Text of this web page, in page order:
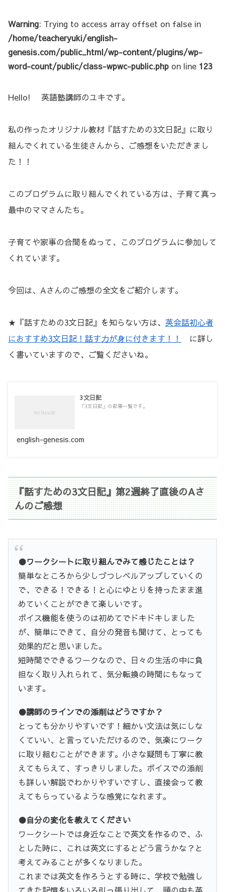
Warning: Trying to access array offset on false in
/home/teacheryuki/english-
genesis.com/public_html/wp-content/plugins/wp-
word-count/public/class-wpwc-public.php on line 123
Hello! 英語塾講師のユキです。
私の作ったオリジナル教材『話すための3文日記』に取り
組んでくれている生徒さんから、ご感想をいただきまし
た！！
このプログラムに取り組んでくれている方は、子育て真っ
最中のママさんたち。
子育てや家事の合間をぬって、このプログラムに参加して
くれています。
今回は、Aさんのご感想の全文をご紹介します。
★『話すための3文日記』を知らない方は、 英会話初心者
におすすめ3文日記！話す力が身に付きます！！
に詳し
く書いていますので、ご覧くださいね。
3文日記
「3文日記」の記事一覧です。
english-genesis.com
『話すための3文日記』第2週終了直後のAさ
んのご感想
●ワークシートに取り組んでみて感じたことは？
簡単なところから少しづつレベルアップしていくの
で、できる！できる！と心にゆとりを持ったまま進
めていくことができて楽しいです。
ボイス機能を使うのは初めてでドキドキしました
が、簡単にできて、自分の発音も聞けて、とっても
効果的だと思いました。
短時間でできるワークなので、日々の生活の中に負
担なく取り入れられて、気分転換の時間にもなって
います。
●講師のラインでの添削はどうですか？
とっても分かりやすいです！細かい文法は気にしな
くていい、と言っていただけるので、気楽にワーク
に取り組むことができます。小さな疑問も丁寧に教
えてもらえて、すっきりしました。ボイスでの添削
も詳しい解説でわかりやすいですし、直接会って教
えてもらっているような感覚になれます。
●自分の変化を教えてください
ワークシートでは身近なことで英文を作るので、ふ
とした時に、これは英文にするとどう言うかな？と
考えてみることが多くなりました。
これまでは英文を作ろうとする時に、学校で勉強し